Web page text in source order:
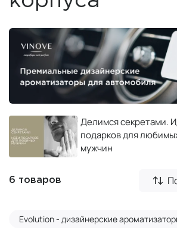
Делимся секретами.
подарков для
мужчин
6 товаров
Evolution - дизайнерские